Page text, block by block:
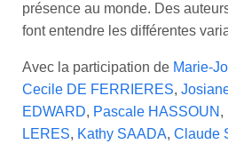
présence au monde. Des
font entendre les différentes
Avec la participation de Marie-
Cecile DE FERRIERES,
EDWARD, Pascale HASSOUN ,
LERES, Kathy SAADA, Claude